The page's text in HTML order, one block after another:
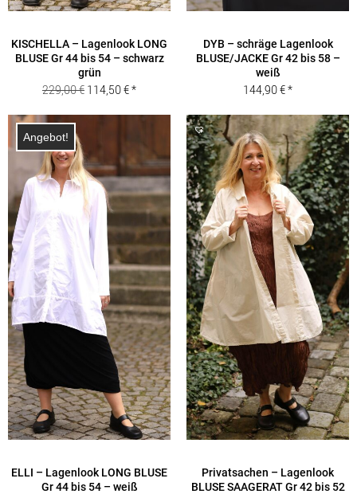
KISCHELLA – Lagenlook LONG
BLUSE Gr 44 bis 54 – schwarz
grün
229,00€ Ursprünglicher
114,50€Aktueller
114,50 €.
DYB – schräge Lagenlook
BLUSE/JACKE Gr 42 bis 58 –
weiß
144,90€
Angebot!
ELLI – Lagenlook LONG BLUSE
Gr 44 bis 54 – weiß
Privatsachen – Lagenlook
BLUSE SAAGERAT Gr 42 bis 52